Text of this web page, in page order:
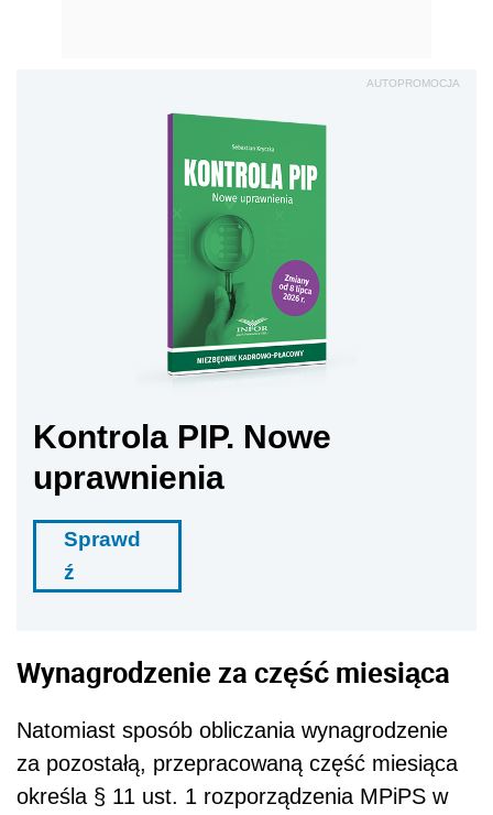
AUTOPROMOCJA
Kontrola PIP. Nowe
uprawnienia
Sprawd
ź
Wynagrodzenie za część miesiąca
Natomiast sposób obliczania wynagrodzenie
za pozostałą, przepracowaną część miesiąca
określa § 11 ust. 1 rozporządzenia MPiPS w